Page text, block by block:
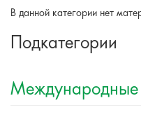
В данной категории нет
Подкатегории
Международные